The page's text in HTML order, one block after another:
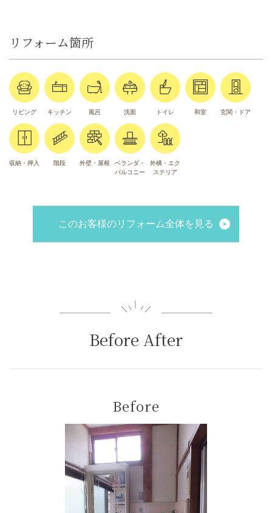
リフォーム箇所
リビング キッチン 風呂 洗面 トイレ 和室 玄関・ドア
収納・押入 階段 外壁・屋根
ベランダ・
バルコニー
外構・エク
ステリア
このお客様のリフォーム全体を見る
Before After
Before